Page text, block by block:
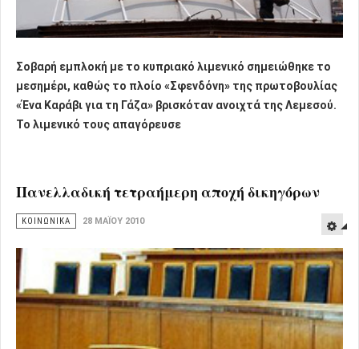
Σοβαρή εμπλοκή με το κυπριακό λιμενικό σημειώθηκε το
μεσημέρι, καθώς το πλοίο «Σφενδόνη» της πρωτοβουλίας
«Ένα Καράβι για τη Γάζα» βρισκόταν ανοιχτά της Λεμεσού.
Το λιμενικό τους απαγόρευσε
Πανελλαδική τετραήμερη αποχή δικηγόρων
ΚΟΙΝΩΝΙΚΑ 28 ΜΑΪ́ΟΥ 2010